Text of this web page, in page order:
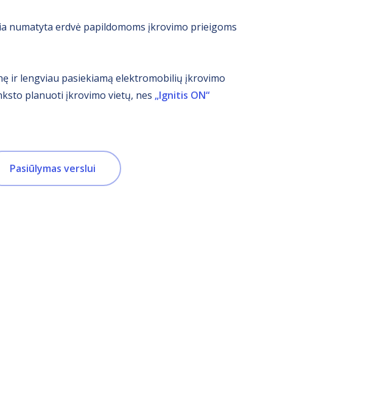
numatyta erdvė papildomoms įkrovimo prieigoms
ir lengviau pasiekiamą elektromobilių įkrovimo
planuoti įkrovimo vietų, nes „Ignitis ON“
Pasiūlymas verslui